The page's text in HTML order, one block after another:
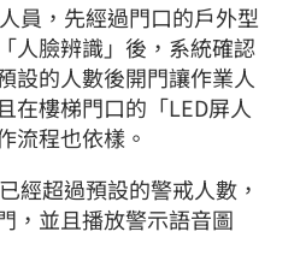
員，先經過門口的戶外型
人臉辨識」後，系統確認
設的人數後開門讓作業人
在樓梯門口的「LED屏人
流程也依樣。
經超過預設的警戒人數，
，並且播放警示語音圖